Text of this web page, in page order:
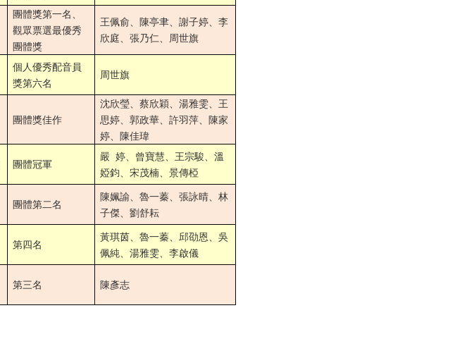
團體獎第一名、
觀眾票選最優秀
團體獎
王佩俞、陳亭聿、謝子婷、李
欣庭、張乃仁、周世旗
個人優秀配音員
獎第六名
周世旗
團體獎佳作
沈欣瑩、蔡欣穎、湯雅雯、王
思婷、郭政華、許羽萍、陳家
婷、陳佳瑋
團體冠軍
嚴 婷、曾寶慧、王宗駿、溫
婭鈞、宋茂楠、景傳椏
團體第二名
陳姵諭、魯一蓁、張詠晴、林
子傑、劉舒耘
第四名
黃琪茵、魯一蓁、邱劭恩、吳
佩純、湯雅雯、李啟儀
第三名 陳彥志